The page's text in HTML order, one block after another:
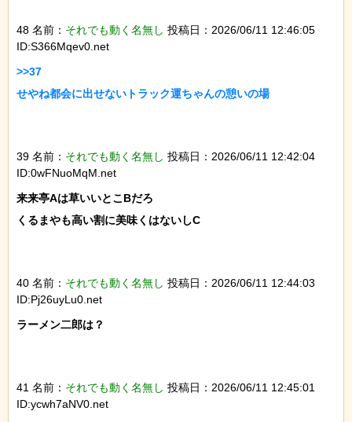
48 名前： それでも動く名無し 投稿日：2026/06/11 12:46:05
ID:S366Mqev0.net
>>37
せやね都会に出せないトラック運ちゃんの憩いの場
39 名前： それでも動く名無し 投稿日：2026/06/11 12:42:04
ID:0wFNuoMqM.net
来来亭Aは草いいとこBだろ
くるまやも高い割に美味くはないしC
40 名前： それでも動く名無し 投稿日：2026/06/11 12:44:03
ID:Pj26uyLu0.net
ラーメン二郎は？
41 名前： それでも動く名無し 投稿日：2026/06/11 12:45:01
ID:ycwh7aNV0.net